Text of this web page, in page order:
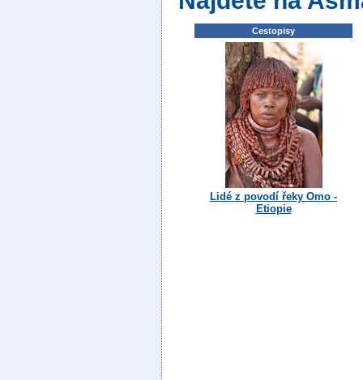
Cestopisy
Lidé z povodí řeky Omo -
Etiopie